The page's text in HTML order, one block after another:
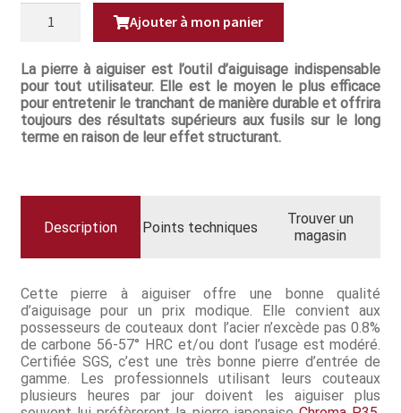
Plan du site
Politique de confidentialité
Politique en matière de remboursements et de retours
Questions-Réponses?
Revue de presse
Téléchargements
Thank you for booking
QUANTITÉ
AIGUISER
KEEP
SHARP
GRAINS
DE
1000/3000
Ajouter à mon panier
La pierre à aiguiser est l’outil d’aiguisage indispensable
pour tout utilisateur. Elle est le moyen le plus efficace
pour entretenir le tranchant de manière durable et offrira
toujours des résultats supérieurs aux fusils sur le long
terme en raison de leur effet structurant.
Description Points techniques
Trouver un
magasin
Cette pierre à aiguiser offre une bonne qualité
d’aiguisage pour un prix modique. Elle convient aux
possesseurs de couteaux dont l’acier n’excède pas 0.8%
de carbone 56-57° HRC et/ou dont l’usage est modéré.
Certifiée SGS, c’est une très bonne pierre d’entrée de
gamme. Les professionnels utilisant leurs couteaux
plusieurs heures par jour doivent les aiguiser plus